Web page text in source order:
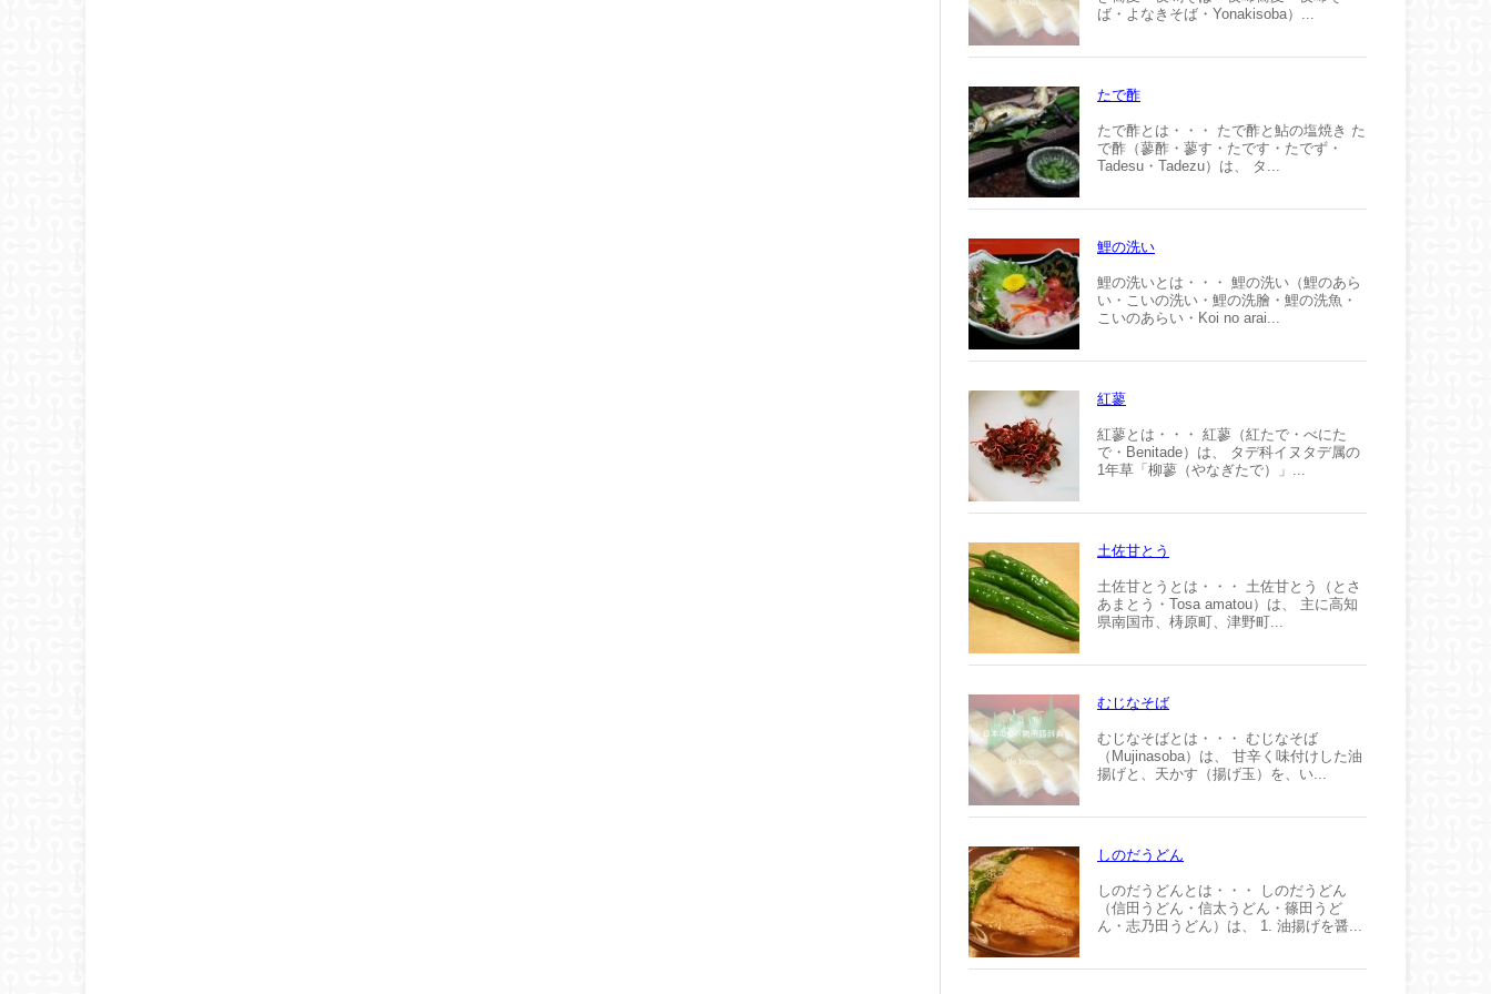
ば・よなきそば・Yonakisoba）...
たで酢
たで酢とは・・・ たで酢と鮎の塩焼き た
で酢（蓼酢・蓼す・たです・たでず・
Tadesu・Tadezu）は、 タ...
鯉の洗い
鯉の洗いとは・・・ 鯉の洗い（鯉のあら
い・こいの洗い・鯉の洗膾・鯉の洗魚・
こいのあらい・Koi no arai...
紅蓼
紅蓼とは・・・ 紅蓼（紅たで・べにた
で・Benitade）は、 タデ科イヌタデ属の
1年草「柳蓼（やなぎたで）」...
土佐甘とう
土佐甘とうとは・・・ 土佐甘とう（とさ
あまとう・Tosa amatou）は、 主に高知
県南国市、梼原町、津野町...
むじなそば
むじなそばとは・・・ むじなそば
（Mujinasoba）は、 甘辛く味付けした油
揚げと、天かす（揚げ玉）を、い...
しのだうどん
しのだうどんとは・・・ しのだうどん
（信田うどん・信太うどん・篠田うど
ん・志乃田うどん）は、 1. 油揚げを醤...